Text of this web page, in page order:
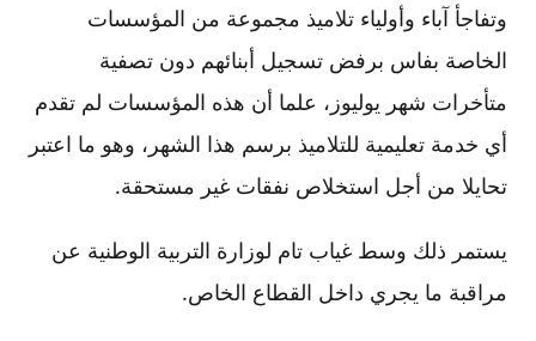
وتفاجأ آباء وأولياء تلاميذ مجموعة من المؤسسات
الخاصة بفاس برفض تسجيل أبنائهم دون تصفية
متأخرات شهر يوليوز، علما أن هذه المؤسسات لم تقدم
أي خدمة تعليمية للتلاميذ برسم هذا الشهر، وهو ما اعتبر
تحايلا من أجل استخلاص نفقات غير مستحقة.
يستمر ذلك وسط غياب تام لوزارة التربية الوطنية عن
مراقبة ما يجري داخل القطاع الخاص.